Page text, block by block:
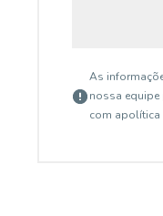
As
nossa
com apolítica